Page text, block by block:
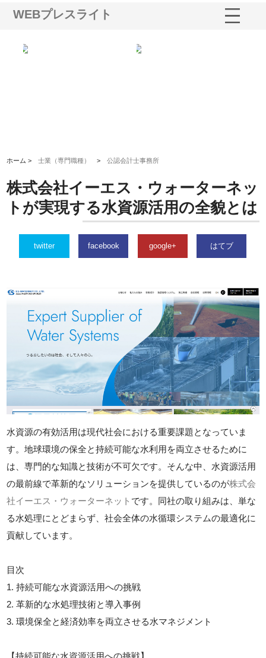
WEBプレスライト
ホーム >士業（専門職種） >公認会計士事務所
株式会社イーエス・ウォーターネッ
トが実現する水資源活用の全貌とは
twitter facebook google+ はてブ
水資源の有効活用は現代社会における重要課題となっていま
す。地球環境の保全と持続可能な水利用を両立させるために
は、専門的な知識と技術が不可欠です。そんな中、水資源活用
の最前線で革新的なソリューションを提供しているのが株式会
社イーエス・ウォーターネット です。同社の取り組みは、単な
る水処理にとどまらず、社会全体の水循環システムの最適化に
貢献しています。
目次
1. 持続可能な水資源活用への挑戦
2. 革新的な水処理技術と導入事例
3. 環境保全と経済効率を両立させる水マネジメント
【持続可能な水資源活用への挑戦】